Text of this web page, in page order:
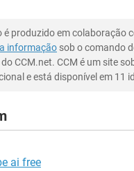
é produzido em colaboração
informação sob o comando
CCM.net. CCM é um site
e está disponível em 11
ai free